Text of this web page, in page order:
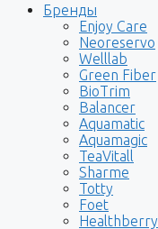
Бренды
Enjoy Care
Neoreservo
Welllab
Green Fiber
BioTrim
Balancer
Aquamatic
Aquamagic
TeaVitall
Sharme
Totty
Foet
Healthberry